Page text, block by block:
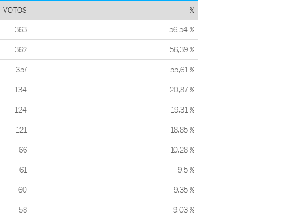
VOTOS %
363 56,54 %
362 56,39 %
357 55,61 %
134 20,87 %
124 19,31 %
121 18,85 %
66 10,28 %
61 9,5 %
60 9,35 %
58 9,03 %